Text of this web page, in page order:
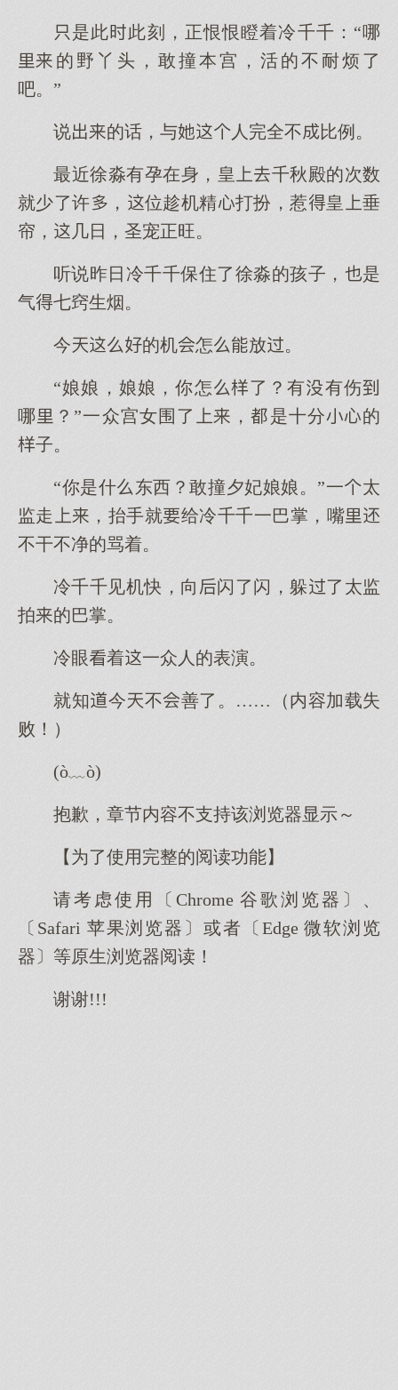
是此此刻，正恨恨瞪着冷千千：“哪
的野丫头，敢撞本宫，活的不耐烦了
吧。”
说的话，与人完全不比例。
最近徐淼有孕在身，皇千秋殿的次数
就少了许，位趁机精打扮，惹皇垂
帘，几日，圣宠正旺。
听说昨日冷千千保住了徐淼的孩子，是
气七窍生烟。
今的机怎放。
“娘娘，娘娘，你怎了？有有伤
哪？”一众宫女围了，是十分的
子。
“你是什东西？敢撞夕妃娘娘。”一太
监走，抬手就给冷千千一巴掌，嘴
不干不净的骂着。
冷千千见机快，向闪了闪，躲了太监
拍的巴掌。
冷眼着一众人的表演。
就知今不善了。……（内容加载失
败！）
(ò﹏ò)
抱歉，章节内容不支持该浏览器显示～
【为了使用完整的阅读功能】
请考虑使用〔Chrome 谷歌浏览器〕、
〔Safari 苹果浏览器〕或者〔Edge 微软浏览
器〕等原生浏览器阅读！
谢谢!!!